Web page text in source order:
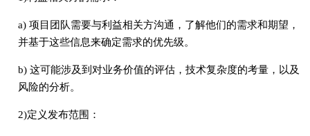
a) 项目团队需要与利益相关方沟通，了解他们的需求和期望，
并基于这些信息来确定需求的优先级。
b) 这可能涉及到对业务价值的评估，技术复杂度的考量，以及
风险的分析。
2)定义发布范围：